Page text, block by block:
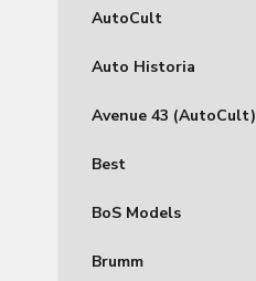
AutoCult
Auto Historia
Avenue 43 (AutoCult)
Best
BoS Models
Brumm